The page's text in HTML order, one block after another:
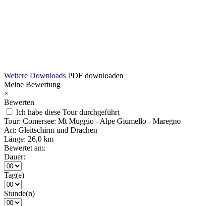
Weitere Downloads PDF downloaden
Meine Bewertung
×
Bewerten
Ich habe diese Tour durchgeführt
Tour: Comersee: Mt Muggio - Alpe Giumello - Maregno
Art: Gleitschirm und Drachen
Länge: 26,0 km
Bewertet am:
Dauer:
Tag(e)
Stunde(n)